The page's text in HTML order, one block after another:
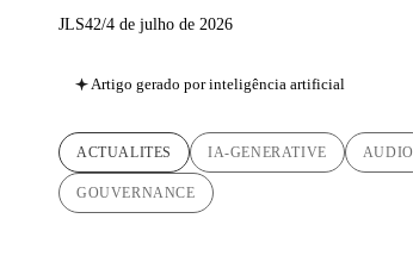
JLS42/4 de julho de 2026
Artigo gerado por inteligência artificial
ACTUALITES IA-GENERATIVE AUDIO
GOUVERNANCE